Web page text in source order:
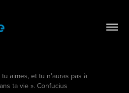
aimes, et tu n’auras pas à
ta vie ». Confucius